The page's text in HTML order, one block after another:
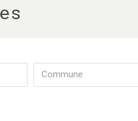
Commune